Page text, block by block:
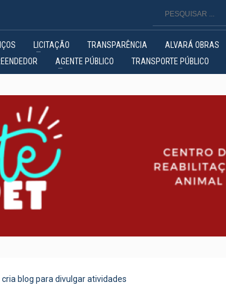
LICITAÇÃO TRANSPARÊNCIA ALVARÁ OBRAS
AGENTE PÚBLICO TRANSPORTE PÚBLICO
blog para divulgar atividades